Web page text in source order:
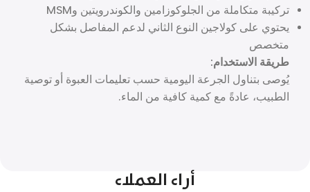
تركيبة متكاملة من الجلوكوزامين والكوندرويتين وMSM
يحتوي على كولاجين النوع الثاني لدعم المفاصل بشكل
متخصص
طريقة الاستخدام:
يُوصى بتناول الجرعة اليومية حسب تعليمات العبوة أو توصية
الطبيب، عادةً مع كمية كافية من الماء.
أراء العملاء